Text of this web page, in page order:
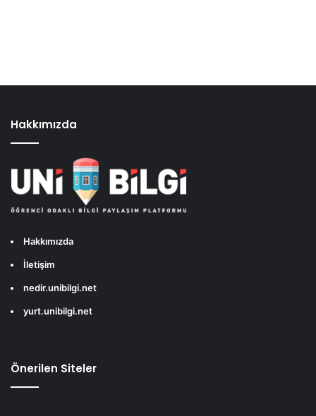
Hakkımızda
Hakkımızda
İletişim
nedir.unibilgi.net
yurt.unibilgi.net
Önerilen Siteler